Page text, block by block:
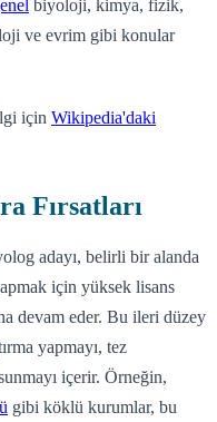
biyoloji, kimya, fizik,
ve evrim gibi konular
için Wikipedia'daki
Fırsatları
adayı, belirli bir alanda
için yüksek lisans
devam eder. Bu ileri düzey
yapmayı, tez
içerir. Örneğin,
gibi köklü kurumlar, bu